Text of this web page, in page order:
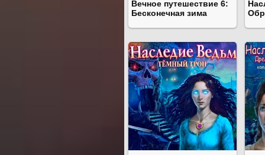
Вечное путешествие 6:
Бесконечная зима